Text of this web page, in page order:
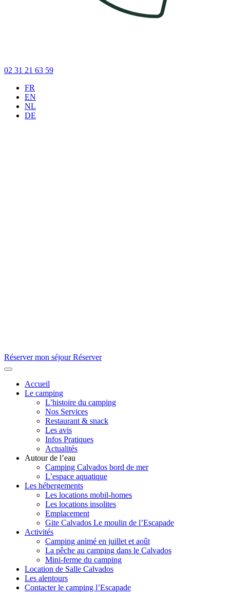
02 31 21 63 59
FR
EN
NL
DE
Réserver mon séjour Réserver
Accueil
Le camping
L’histoire du camping
Nos Services
Restaurant & snack
Les avis
Infos Pratiques
Actualités
Autour de l’eau
Camping Calvados bord de mer
L’espace aquatique
Les hébergements
Les locations mobil-homes
Les locations insolites
Emplacement
Gite Calvados Le moulin de l’Escapade
Activités
Camping animé en juillet et août
La pêche au camping dans le Calvados
Mini-ferme du camping
Location de Salle Calvados
Les alentours
Contacter le camping l’Escapade